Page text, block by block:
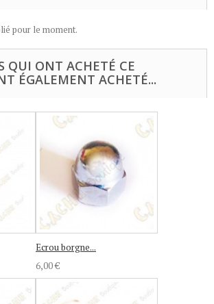
pour le moment.
QUI ONT ACHETÉ CE
ÉGALEMENT ACHETÉ...
Ecrou borgne...
6,00 €